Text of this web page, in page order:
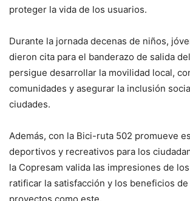
proteger la vida de los usuarios.
Durante la jornada decenas de niños,
dieron cita para el banderazo de salida
persigue desarrollar la movilidad local,
comunidades y asegurar la inclusión
ciudades.
Además, con la Bici-ruta 502 promueve
deportivos y recreativos para los
la Copresam valida las impresiones de
ratificar la satisfacción y los beneficios
proyectos como este.